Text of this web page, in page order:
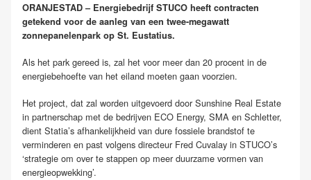
ORANJESTAD – Energiebedrijf STUCO heeft contracten
getekend voor de aanleg van een twee-megawatt
zonnepanelenpark op St. Eustatius.
Als het park gereed is, zal het voor meer dan 20 procent in de
energiebehoefte van het eiland moeten gaan voorzien.
Het project, dat zal worden uitgevoerd door Sunshine Real Estate
in partnerschap met de bedrijven ECO Energy, SMA en Schletter,
dient Statia’s afhankelijkheid van dure fossiele brandstof te
verminderen en past volgens directeur Fred Cuvalay in STUCO’s
‘strategie om over te stappen op meer duurzame vormen van
energieopwekking’.